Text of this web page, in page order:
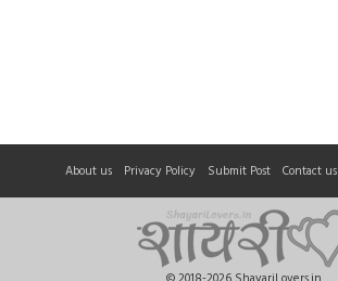
About us Privacy Policy Submit Post Contact us